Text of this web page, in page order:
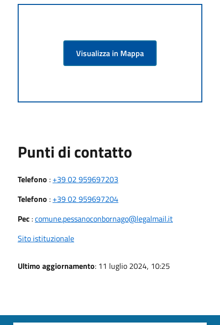
Visualizza in Mappa
Punti di contatto
Telefono : +39 02 959697203
Telefono : +39 02 959697204
Pec :comune.pessanoconbornago@legalmail.it
Sito istituzionale
Ultimo aggiornamento: 11 luglio 2024, 10:25